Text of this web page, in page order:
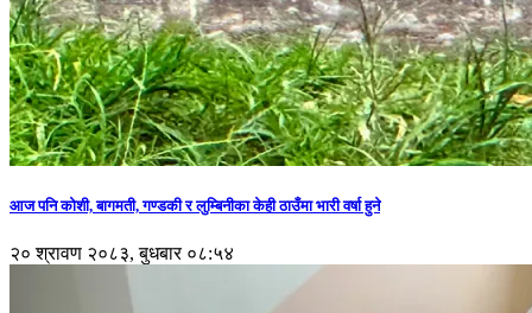
आज पनि कोशी, बागमती, गण्डकी र लुम्बिनीका केही ठाउँमा भारी वर्षा हुने
२० श्रावण २०८३, बुधबार ०८:५४